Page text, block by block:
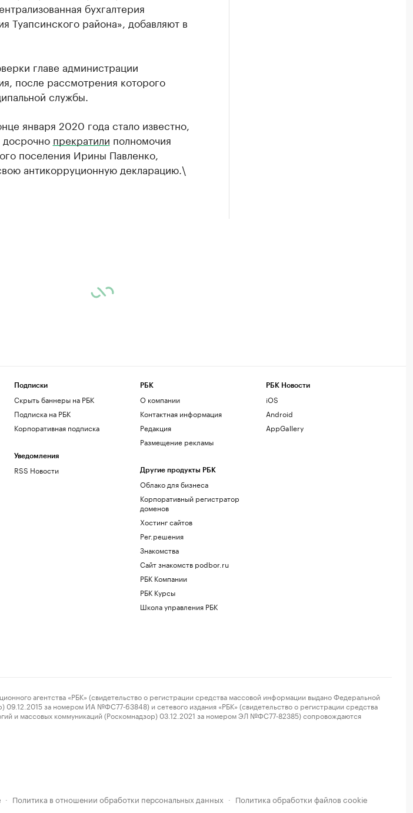
бухгалтерия
Туапсинского района», добавляют в
главе администрации
после рассмотрения которого
службы.
января 2020 года стало известно,
прекратили полномочия
поселения Ирины Павленко,
антикорруционную декларацию.\
Подписки
Скрыть баннеры на РБК
Подписка на РБК
Корпоративная подписка
Уведомления
RSS Новости
РБК
О компании
Контактная информация
Редакция
Размещение рекламы
Другие продукты РБК
Облако для бизнеса
Корпоративный регистратор
доменов
Хостинг сайтов
Рег.решения
Знакомства
Сайт знакомств podbor.ru
РБК Компании
РБК Курсы
Школа управления РБК
РБК Новости
iOS
Android
AppGallery
агентства «РБК» (свидетельство о регистрации средства массовой информации выдано Федеральной
за номером ИА №ФС77-63848) и сетевого издания «РБК» (свидетельство о регистрации средства
и массовых коммуникаций (Роскомнадзор) 03.12.2021 за номером ЭЛ №ФС77-82385) сопровождаются
· Политика в отношении обработки персональных данных · Политика обработки файлов cookie